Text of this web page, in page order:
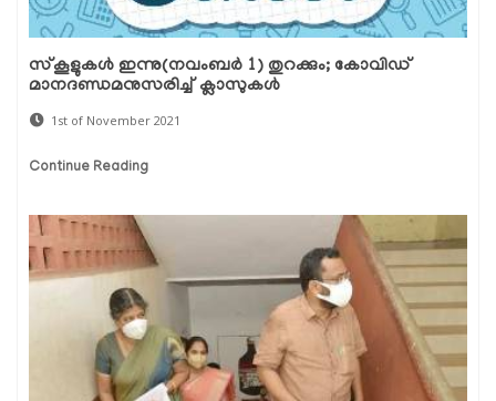
സ്‌കൂളുകള്‍ ഇന്നു(നവംബര്‍ 1) തുറക്കും; കോവിഡ്
മാനദണ്ഡമനുസരിച്ച് ക്ലാസുകള്‍
1st of November 2021
Continue Reading